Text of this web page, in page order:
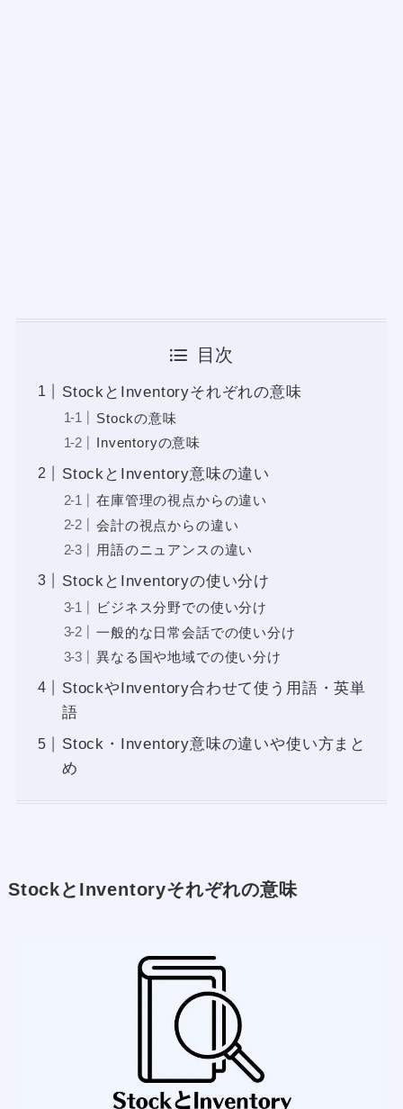
目次
StockとInventoryそれぞれの意味
Stockの意味
Inventoryの意味
StockとInventory意味の違い
在庫管理の視点からの違い
会計の視点からの違い
用語のニュアンスの違い
StockとInventoryの使い分け
ビジネス分野での使い分け
一般的な日常会話での使い分け
異なる国や地域での使い分け
StockやInventory合わせて使う用語・英単
語
Stock・Inventory意味の違いや使い方まと
め
StockとInventoryそれぞれの意味